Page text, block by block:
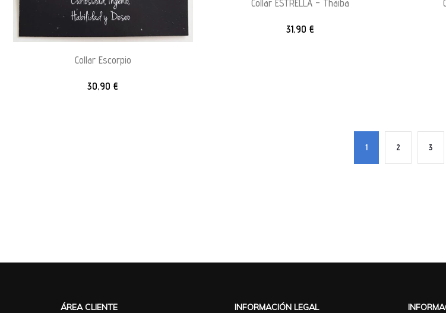
Collar Escorpio
30,90€
Collar ESTRELLA – Thäiba
31,90€
1 2 3
ÁREA CLIENTE INFORMACIÓN LEGAL